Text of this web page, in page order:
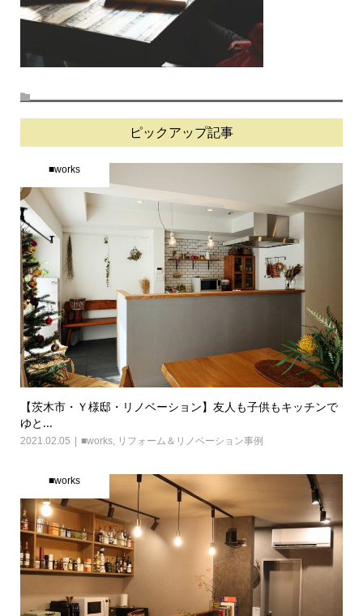
ピックアップ記事
■works
【茨木市・Ｙ様邸・リノベーション】友人も子供もキッチンで
ゆと...
2021.02.05 ■works, リフォーム＆リノベーション事例
■works